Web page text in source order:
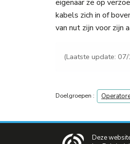
eigenaar ze op
kabels zich in of
van nut zijn voor zijn
(Laatste update:
Doelgroepen :
Deze